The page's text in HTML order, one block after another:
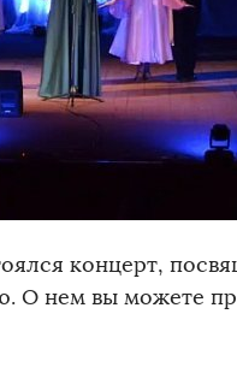
концерт,
нем вы можете